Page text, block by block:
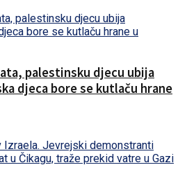
palestinsku djecu ubija
djeca bore se kutlaču hrane